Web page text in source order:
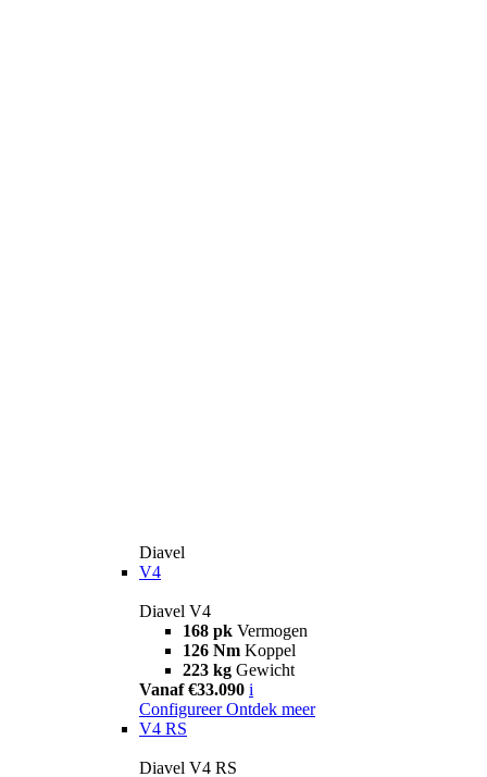
Diavel
V4
Diavel V4
168 pk Vermogen
126 Nm Koppel
223 kg Gewicht
Vanaf €33.090 i
Configureer Ontdek meer
V4 RS
Diavel V4 RS